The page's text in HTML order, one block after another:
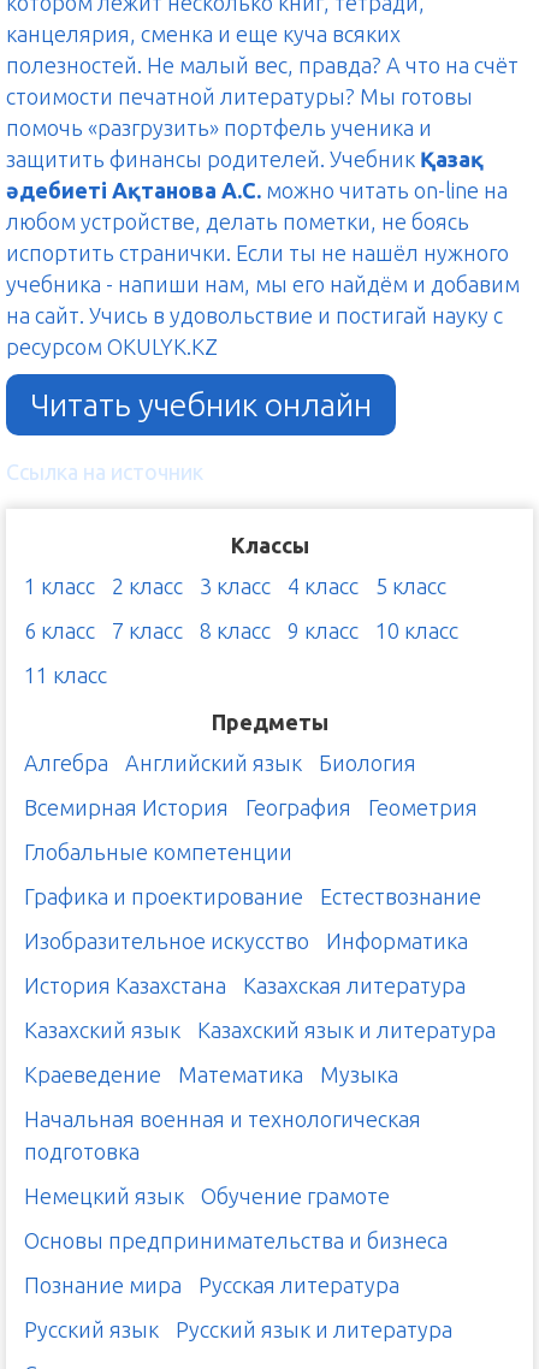
канцелярия, сменка и еще куча всяких
полезностей. Не малый вес, правда? А что на счёт
стоимости печатной литературы? Мы готовы
помочь «разгрузить» портфель ученика и
защитить финансы родителей. Учебник Қазақ
әдебиеті Ақтанова А.С. можно читать on-line на
любом устройстве, делать пометки, не боясь
испортить странички. Если ты не нашёл нужного
учебника - напиши нам, мы его найдём и добавим
на сайт. Учись в удовольствие и постигай науку с
ресурсом OKULYK.KZ
Читать учебник онлайн
Ссылка на источник
Классы
1 класс
2 класс 3 класс 4 класс
5 класс
6 класс
7 класс 8 класс 9 класс
10 класс
11 класс
Предметы
Алгебра
Английский язык
Биология
Всемирная История
География
Геометрия
Глобальные компетенции
Графика и проектирование
Естествознание
Изобразительное искусство
Информатика
История Казахстана
Казахская литература
Казахский язык
Казахский язык и литература
Краеведение
Математика
Музыка
Начальная военная и технологическая
подготовка
Немецкий язык
Обучение грамоте
Основы предпринимательства и бизнеса
Познание мира
Русская литература
Русский язык
Русский язык и литература